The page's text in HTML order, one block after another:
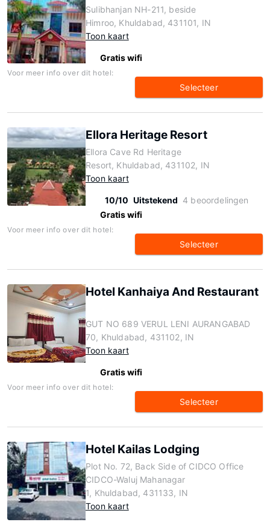
Sulibhanjan NH-211, beside
Himroo, Khuldabad, 431101, IN
Toon kaart
Gratis wifi
Voor meer info over dit hotel:
Selecteer
Ellora Heritage Resort
Ellora Cave Rd Heritage
Resort, Khuldabad, 431102, IN
Toon kaart
10/10 Uitstekend 4 beoordelingen
Gratis wifi
Voor meer info over dit hotel:
Selecteer
Hotel Kanhaiya And Restaurant
GUT NO 689 VERUL LENI AURANGABAD
70, Khuldabad, 431102, IN
Toon kaart
Gratis wifi
Voor meer info over dit hotel:
Selecteer
Hotel Kailas Lodging
Plot No. 72, Back Side of CIDCO Office
CIDCO-Waluj Mahanagar
1, Khuldabad, 431133, IN
Toon kaart